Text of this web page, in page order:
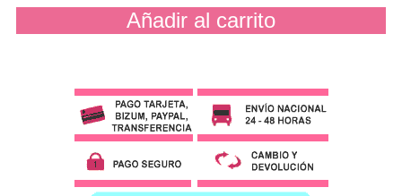
Añadir al carrito